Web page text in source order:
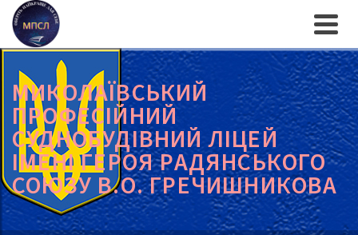
МИКОЛАЇВСЬКИЙ
ПРОФЕСІЙНИЙ
СУДНОБУДІВНИЙ ЛІЦЕЙ
ІМЕНІ ГЕРОЯ РАДЯНСЬКОГО
СОЮЗУ В.О. ГРЕЧИШНИКОВА